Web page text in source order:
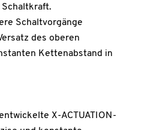
Schaltvorgänge
des oberen
Kettenabstand in
X-ACTUATION-